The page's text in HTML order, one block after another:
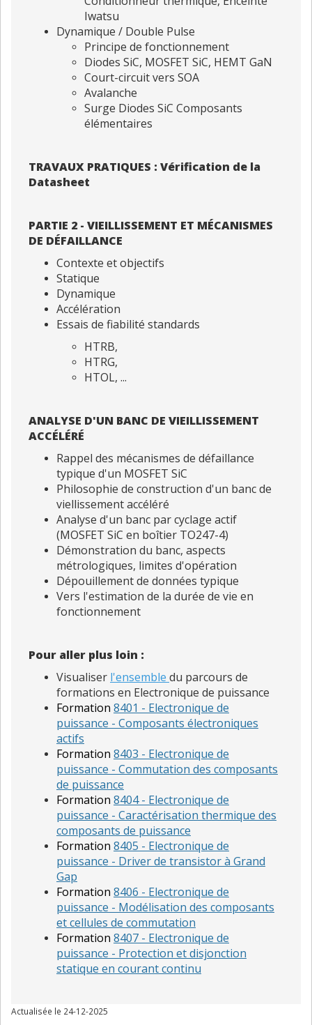
Iwatsu
Dynamique / Double Pulse
Principe de fonctionnement
Diodes SiC, MOSFET SiC, HEMT GaN
Court-circuit vers SOA
Avalanche
Surge Diodes SiC Composants
élémentaires
TRAVAUX PRATIQUES : Vérification de la
Datasheet
PARTIE 2 - VIEILLISSEMENT ET MÉCANISMES
DE DÉFAILLANCE
Contexte et objectifs
Statique
Dynamique
Accélération
Essais de fiabilité standards
HTRB,
HTRG,
HTOL, ...
ANALYSE D'UN BANC DE VIEILLISSEMENT
ACCÉLÉRÉ
Rappel des mécanismes de défaillance
typique d'un MOSFET SiC
Philosophie de construction d'un banc de
viellissement accéléré
Analyse d'un banc par cyclage actif
(MOSFET SiC en boîtier TO247-4)
Démonstration du banc, aspects
métrologiques, limites d'opération
Dépouillement de données typique
Vers l'estimation de la durée de vie en
fonctionnement
Pour aller plus loin :
Visualiser l'ensemble du parcours de
formations en Electronique de puissance
Formation 8401 - Electronique de
puissance - Composants électroniques
actifs
Formation 8403 - Electronique de
puissance - Commutation des composants
de puissance
Formation 8404 - Electronique de
puissance - Caractérisation thermique des
composants de puissance
Formation 8405 - Electronique de
puissance - Driver de transistor à Grand
Gap
Formation 8406 - Electronique de
puissance - Modélisation des composants
et cellules de commutation
Formation 8407 - Electronique de
puissance - Protection et disjonction
statique en courant continu
Actualisée le 24-12-2025